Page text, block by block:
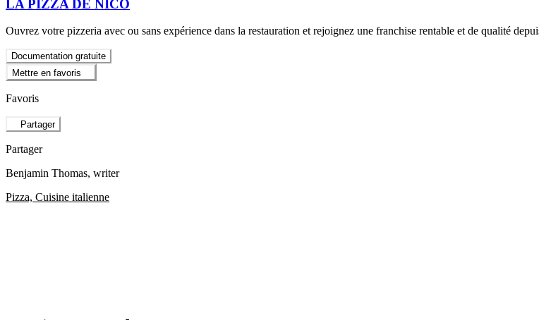
LA PIZZA DE NICO
Ouvrez votre pizzeria avec ou sans expérience dans la restauration et rejoignez une franchise rentable et de qualité
Documentation gratuite
Mettre en favoris
Favoris
Partager
Partager
Benjamin Thomas, writer
Pizza, Cuisine italienne